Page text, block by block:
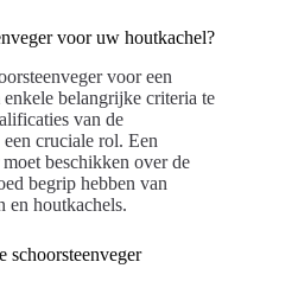
voor uw houtkachel?
voor een
belangrijke criteria te
van de
cruciale rol. Een
beschikken over de
begrip hebben van
en houtkachels.
schoorsteenveger